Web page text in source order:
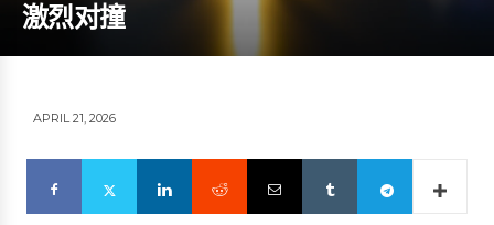
激烈对撞
APRIL 21, 2026